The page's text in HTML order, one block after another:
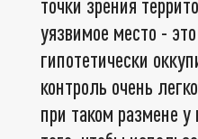
уязвимое место -
гипотетически
контроль очень
при таком размене